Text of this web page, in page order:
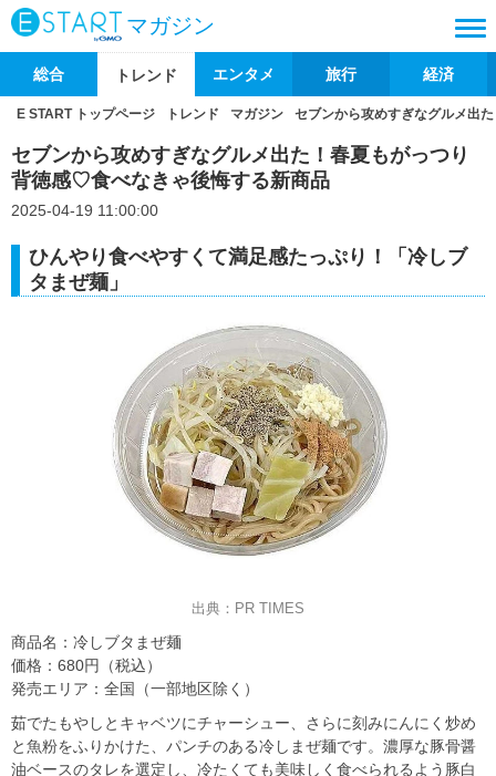
マガジン
総合 トレンド エンタメ 旅行 経済
E START トップページ トレンド マガジン セブンから攻めすぎなグルメ出
セブンから攻めすぎなグルメ出た！春夏もがっつり
背徳感♡食べなきゃ後悔する新商品
2025-04-19 11:00:00
ひんやり食べやすくて満足感たっぷり！「冷しブ
タまぜ麺」
出典：PR TIMES
商品名：冷しブタまぜ麺
価格：680円（税込）
発売エリア：全国（一部地区除く）
茹でたもやしとキャベツにチャーシュー、さらに刻みにんにく炒め
と魚粉をふりかけた、パンチのある冷しまぜ麺です。濃厚な豚骨醤
油ベースのタレを選定し、冷たくても美味しく食べられるよう豚白